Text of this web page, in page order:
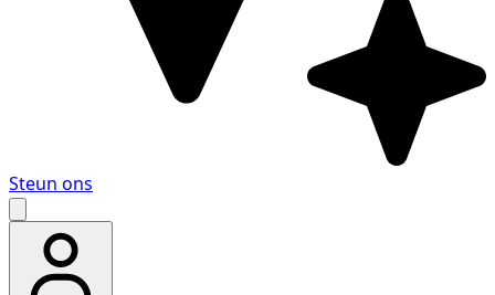
Steun ons